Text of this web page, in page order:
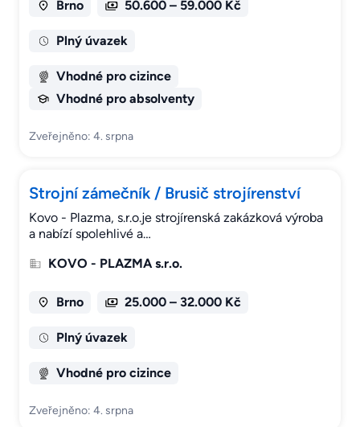
Brno 50.600 – 59.000 Kč
Plný úvazek
Vhodné pro cizince
Vhodné pro absolventy
Zveřejněno: 4. srpna
Strojní zámečník / Brusič strojírenství
Kovo - Plazma, s.r.o.je strojírenská zakázková výroba
a nabízí spolehlivé a…
KOVO - PLAZMA s.r.o.
Brno 25.000 – 32.000 Kč
Plný úvazek
Vhodné pro cizince
Zveřejněno: 4. srpna